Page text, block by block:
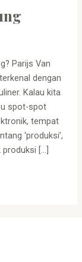
Parijs Van
dengan
Kalau kita
spot-spot
tempat
‘produksi’,
produksi […]